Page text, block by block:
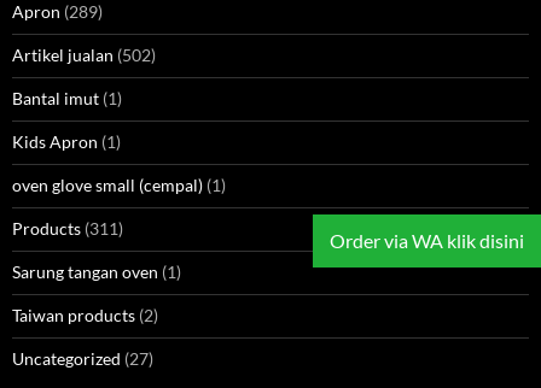
Apron (289)
Artikel jualan (502)
Bantal imut (1)
Kids Apron (1)
oven glove small (cempal) (1)
Products (311)
Sarung tangan oven (1)
Taiwan products (2)
Uncategorized (27)
Order via WA klik disini